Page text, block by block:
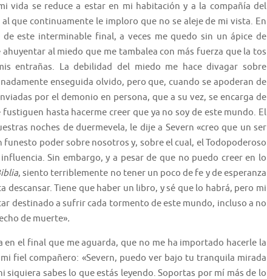
vida se reduce a estar en mi habitación y a la compañía del
que continuamente le imploro que no se aleje de mi vista. En
este interminable final, a veces me quedo sin un ápice de
ahuyentar al miedo que me tambalea con más fuerza que la tos
entrañas. La debilidad del miedo me hace divagar sobre
enseguida olvido, pero que, cuando se apoderan de
por el demonio en persona, que a su vez, se encarga de
hasta hacerme creer que ya no soy de este mundo. El
noches de duermevela, le dije a Severn «creo que un ser
funesto poder sobre nosotros y, sobre el cual, el Todopoderoso
Sin embargo, y a pesar de que no puedo creer en lo
, siento terriblemente no tener un poco de fe y de esperanza
descansar. Tiene que haber un libro, y sé que lo habrá, pero mi
destinado a sufrir cada tormento de este mundo, incluso a no
de muerte».
el final que me aguarda, que no me ha importado hacerle la
fiel compañero: «Severn, puedo ver bajo tu tranquila mirada
siquiera sabes lo que estás leyendo. Soportas por mí más de lo